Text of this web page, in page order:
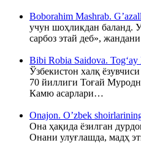
Boborahim Mashrab.
учун шоҳликдан баланд.
сарбоз этай деб»,
Bibi Robia Saidova.
Ўзбекистон халқ
70 йиллиги Тоғай
Камю асарлари…
Onajon. O’zbek
Она ҳақида ёзилган
Онани улуғлашда, мадҳ